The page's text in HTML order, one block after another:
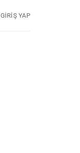
GIRIŞ YAP